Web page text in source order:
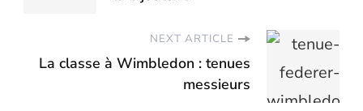
NEXT ARTICLE
La classe à Wimbledon : tenues
messieurs